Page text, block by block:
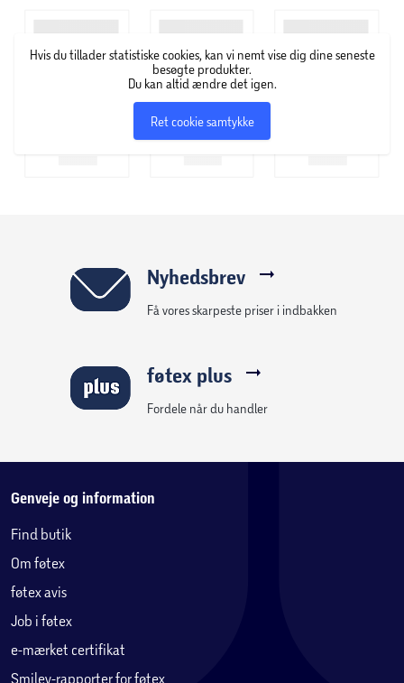
Hvis du tillader statistiske cookies, kan vi nemt vise dig dine seneste
besøgte produkter.
Du kan altid ændre det igen.
Ret cookie samtykke
Nyhedsbrev
Få vores skarpeste priser i indbakken
føtex plus
Fordele når du handler
Genveje og information
Find butik
Om føtex
føtex avis
Job i føtex
e-mærket certifikat
Smiley-rapporter for føtex